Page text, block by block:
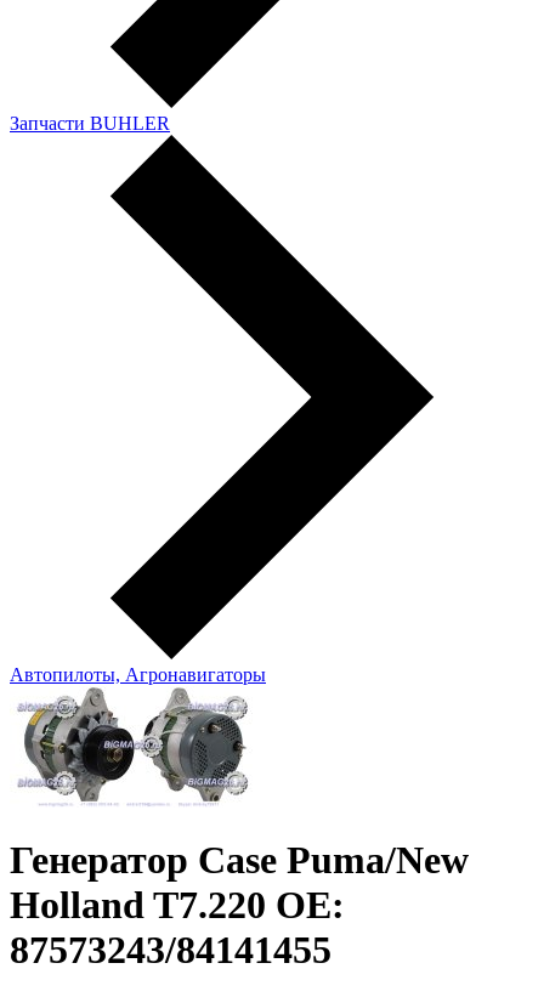
Запчасти BUHLER
Автопилоты, Агронавигаторы
Генератор Case Puma/New
Holland T7.220 OE:
87573243/84141455